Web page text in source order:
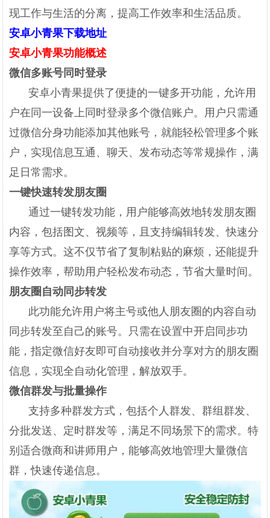
现工作与生活的分离，提高工作效率和生活品质。
安卓小青果下载地址
安卓小青果功能概述
微信多账号同时登录
安卓小青果提供了便捷的一键多开功能，允许用
户在同一设备上同时登录多个微信账户。用户只需通
过微信分身功能添加其他账号，就能轻松管理多个账
户，实现信息互通、聊天、发布动态等常规操作，满
足日常需求。
一键快速转发朋友圈
通过一键转发功能，用户能够高效地转发朋友圈
内容，包括图文、视频等，且支持编辑转发、快速分
享等方式。这不仅节省了复制粘贴的麻烦，还能提升
操作效率，帮助用户轻松发布动态，节省大量时间。
朋友圈自动同步转发
此功能允许用户将主号或他人朋友圈的内容自动
同步转发至自己的账号。只需在设置中开启同步功
能，指定微信好友即可自动接收并分享对方的朋友圈
信息，实现全自动化管理，解放双手。
微信群发与批量操作
支持多种群发方式，包括个人群发、群组群发、
分批发送、定时群发等，满足不同场景下的需求。特
别适合微商和讲师用户，能够高效地管理大量微信
群，快速传递信息。